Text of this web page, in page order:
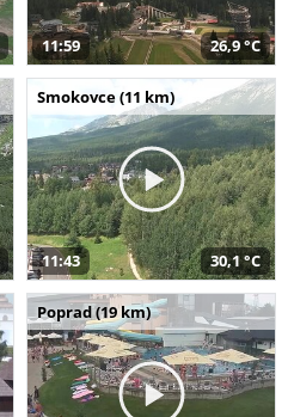
11:59 26,9 °C
Smokovce (11 km)
11:43 30,1 °C
Poprad (19 km)